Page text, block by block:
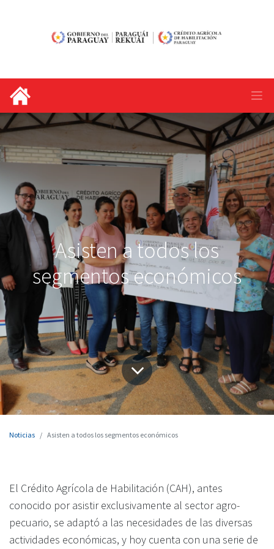
Asisten a todos los
segmentos económicos
Noticias Asisten a todos los segmentos económicos
El Crédito Agrícola de Habilitación (CAH), antes
conocido por asistir exclu­sivamente al sector agro­
pecuario, se adaptó a las necesidades de las diversas
actividades económicas, y hoy cuenta con una serie de